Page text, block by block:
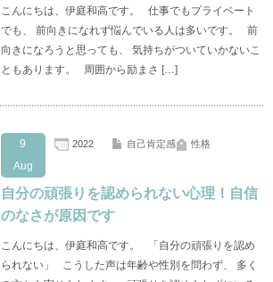
こんにちは、伊庭和高です。 仕事でもプライベート
でも、 前向きになれず悩んでいる人は多いです。 前
向きになろうと思っても、 気持ちがついていかないこ
ともあります。 周囲から励まさ […]
9
Aug
2022 自己肯定感 性格
自分の頑張りを認められない心理！自信
のなさが原因です
こんにちは、伊庭和高です。 「自分の頑張りを認め
られない」 こうした声は年齢や性別を問わず、 多く